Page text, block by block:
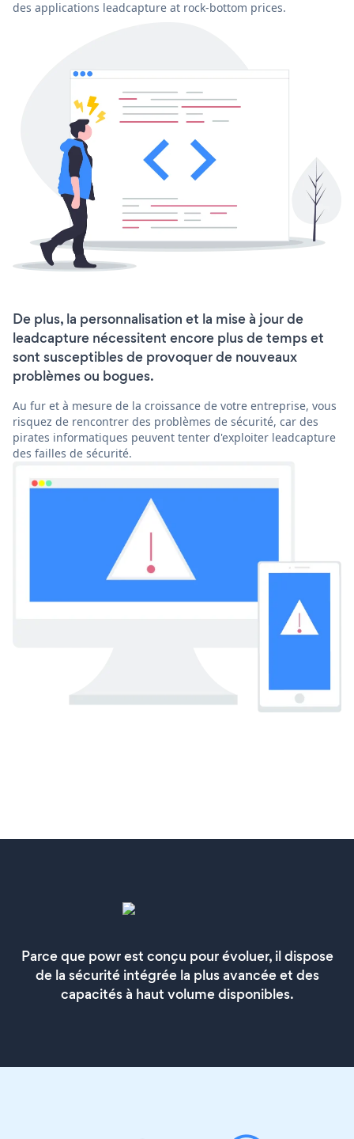
des applications leadcapture at rock-bottom prices.
De plus, la personnalisation et la mise à jour de
leadcapture nécessitent encore plus de temps et
sont susceptibles de provoquer de nouveaux
problèmes ou bogues.
Au fur et à mesure de la croissance de votre entreprise, vous
risquez de rencontrer des problèmes de sécurité, car des
pirates informatiques peuvent tenter d'exploiter leadcapture
des failles de sécurité.
Parce que powr est conçu pour évoluer, il dispose
de la sécurité intégrée la plus avancée et des
capacités à haut volume disponibles.